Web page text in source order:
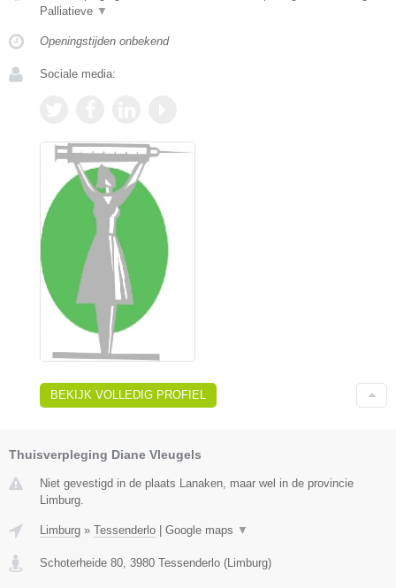
Palliatieve ▼
Openingstijden onbekend
Sociale media:
BEKIJK VOLLEDIG PROFIEL
Thuisverpleging Diane Vleugels
Niet gevestigd in de plaats Lanaken, maar wel in de provincie
Limburg.
Limburg » Tessenderlo Google maps ▼
Schoterheide 80, 3980 Tessenderlo (Limburg)